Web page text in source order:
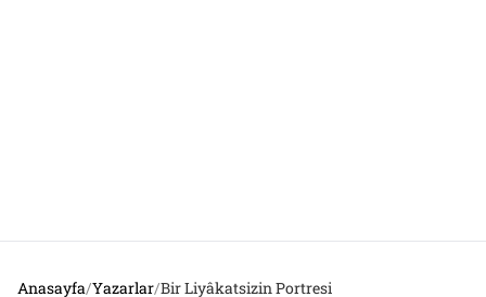
Anasayfa/Yazarlar/Bir Liyâkatsizin Portresi